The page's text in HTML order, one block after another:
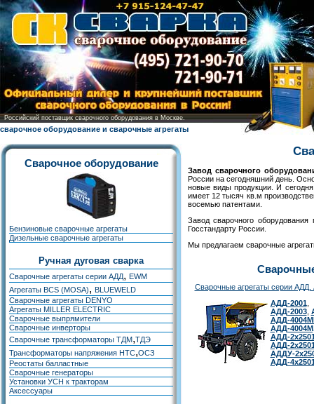
Российский поставщик сварочного оборудования в Москве.
сварочное оборудование и сварочные агрегаты
Сварочное оборудование
Бензиновые сварочные агрегаты
Дизельные сварочные агрегаты
Ручная дуговая сварка
Сварочные агрегаты серии АДД, EWM
Агрегаты BCS (MOSA), BLUEWELD
Сварочные агрегаты DENYO
Агрегаты MILLER ELECTRIC
Сварочные выпрямители
Сварочные инверторы
Сварочные трансформаторы ТДМ,ТДЭ
Трансформаторы напряжения НТС,ОСЗ
Реостаты балластные
Сварочные генераторы
Установки УСН к тракторам
Аксессуары
Завод сварочного
России на сегодняшний день.
новые виды продукции. И
имеет 12 тысяч кв.м
восемью патентами.
Завод сварочного
Госстандарту России.
Мы предлагаем сварочные
Сварочные агрегаты серии
АДД-2001,
АДД-2003,
АДД-
АДД-
АДД-
АДД-
АДДУ-
АДД-